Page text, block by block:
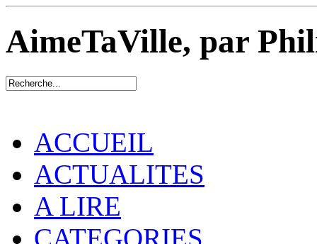
AimeTaVille, par
ACCUEIL
ACTUALITES
A LIRE
CATEGORIES